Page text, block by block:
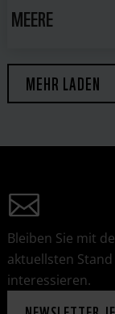
MEERE
MEHR LADEN
Bleiben Sie mit
aktuellsten
interessieren.